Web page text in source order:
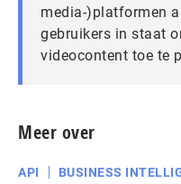
media-)platformen
gebruikers in staat
videocontent toe te
Meer over
API BUSINESS